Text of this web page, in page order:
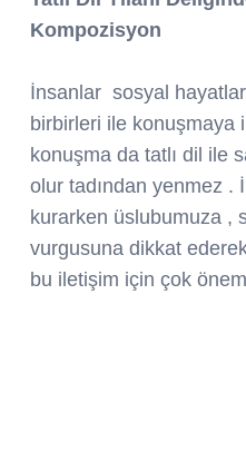
Kompozisyon
İnsanlar sosyal
birbirleri ile konuşmaya
konuşma da tatlı dil ile
olur tadından yenmez .
kurarken üslubumuza ,
vurgusuna dikkat
bu iletişim için çok